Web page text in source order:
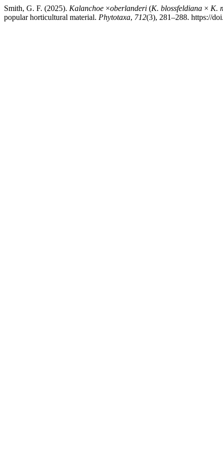
Smith, G. F. (2025). Kalanchoe ×oberlanderi (K. blossfeldiana × K.
popular horticultural material. Phytotaxa, 712(3), 281–288. https://